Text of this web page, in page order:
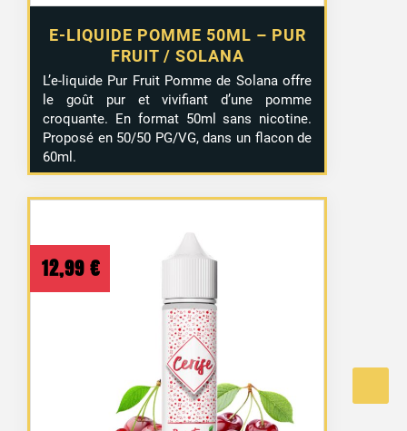
E-LIQUIDE POMME 50ML – PUR
FRUIT / SOLANA
L’e-liquide Pur Fruit Pomme de Solana offre
le goût pur et vivifiant d’une pomme
croquante. En format 50ml sans nicotine.
Proposé en 50/50 PG/VG, dans un flacon de
60ml.
12,99 €